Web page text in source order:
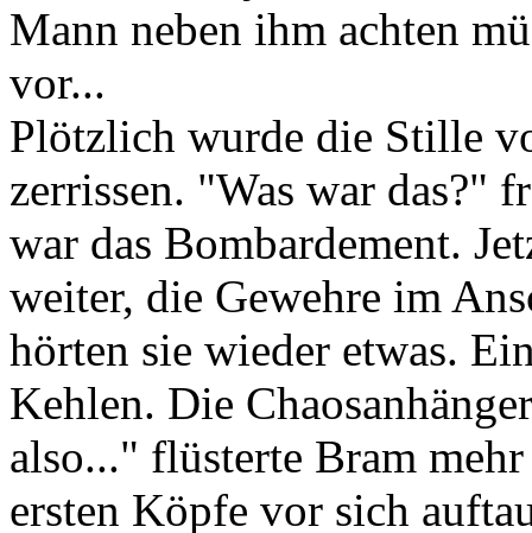
Mann neben ihm achten
vor...
Plötzlich wurde die Stille
zerrissen. "Was war das?"
war das Bombardement.
weiter, die Gewehre im
hörten sie wieder etwas.
Kehlen. Die
also..." flüsterte Bram
ersten Köpfe vor sich